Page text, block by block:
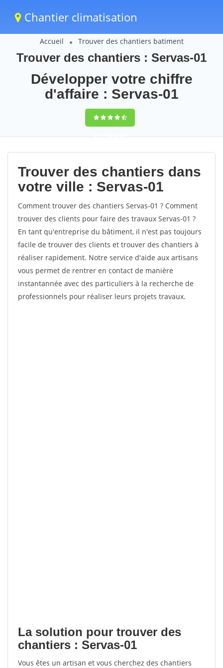
Chantier climatisation
Accueil Trouver des chantiers batiment
Trouver des chantiers : Servas-01
Développer votre chiffre
d'affaire : Servas-01
9,5(100%)65
votes
Trouver des chantiers dans
votre ville : Servas-01
Comment trouver des chantiers Servas-01 ? Comment
trouver des clients pour faire des travaux Servas-01 ?
En tant qu'entreprise du bâtiment, il n'est pas toujours
facile de trouver des clients et trouver des chantiers à
réaliser rapidement. Notre service d'aide aux artisans
vous permet de rentrer en contact de manière
instantannée avec des particuliers à la recherche de
professionnels pour réaliser leurs projets travaux.
La solution pour trouver des
chantiers : Servas-01
Vous êtes un artisan et vous cherchez des chantiers